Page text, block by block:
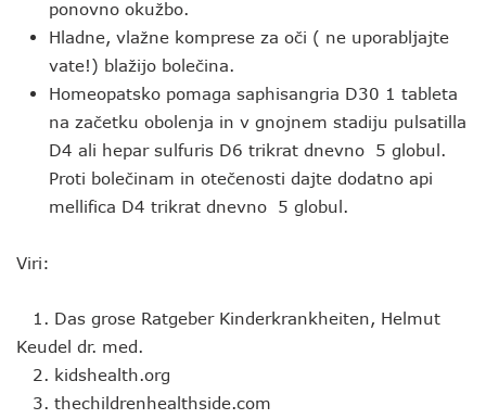
ponovno okužbo.
Hladne, vlažne komprese za oči ( ne uporabljajte
vate!) blažijo bolečina.
Homeopatsko pomaga saphisangria D30 1 tableta
na začetku obolenja in v gnojnem stadiju pulsatilla
D4 ali hepar sulfuris D6 trikrat dnevno 5 globul.
Proti bolečinam in otečenosti dajte dodatno api
mellifica D4 trikrat dnevno 5 globul.
Viri:
1. Das grose Ratgeber Kinderkrankheiten, Helmut
Keudel dr. med.
2. kidshealth.org
3. thechildrenhealthside.com